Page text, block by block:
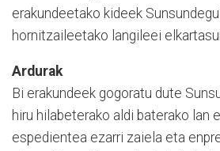
erakundeetako kideek
hornitzaileetako langileei
Ardurak
Bi erakundeek gogoratu dute
hiru hilabeterako aldi baterako lan
espedientea ezarri zaiela eta